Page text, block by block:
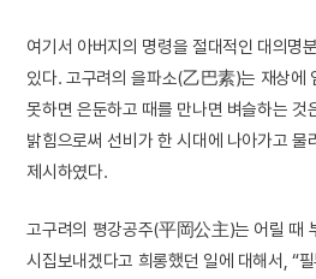
여기서 아버지의 명령을 절대적인 대의명
있다. 고구려의 을파소(乙巴素)는 재상에
못하면 은둔하고 때를 만나면 벼슬하는 것
밝힘으로써 선비가 한 시대에 나아가고 물
제시하였다.
고구려의 평강공주(平岡公主)는 어릴 때
시집보내겠다고 희롱했던 일에 대해서, “